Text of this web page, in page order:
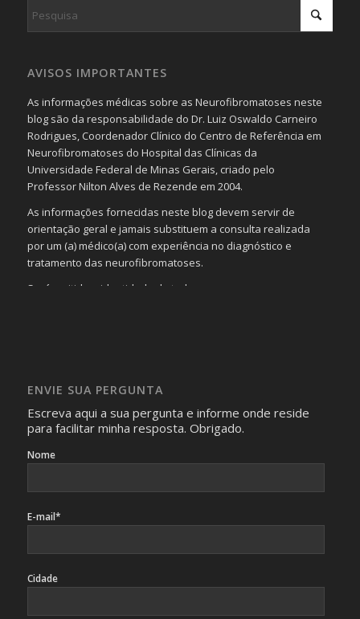
AVISOS IMPORTANTES
As informações médicas sobre as Neurofibromatoses neste
blog são da responsabilidade do Dr. Luiz Oswaldo Carneiro
Rodrigues, Coordenador Clínico do Centro de Referência em
Neurofibromatoses do Hospital das Clínicas da
Universidade Federal de Minas Gerais, criado pelo
Professor Nilton Alves de Rezende em 2004.
As informações fornecidas neste blog devem servir de
orientação geral e jamais substituem a consulta realizada
por um (a) médico(a) com experiência no diagnóstico e
tratamento das neurofibromatoses.
Será omitida a identidade de todas as pessoas que
identificação da pessoa fotografada.
ENVIE SUA PERGUNTA
Escreva aqui a sua pergunta e informe onde reside
para facilitar minha resposta. Obrigado.
Nome
E-mail*
Cidade